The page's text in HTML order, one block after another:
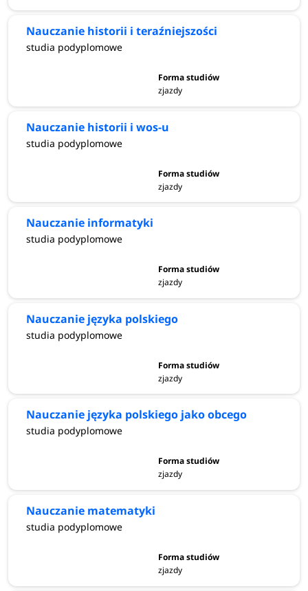
Nauczanie historii i teraźniejszości
studia podyplomowe
zjazdy
Nauczanie historii i wos-u
studia podyplomowe
zjazdy
Nauczanie informatyki
studia podyplomowe
zjazdy
Nauczanie języka polskiego
studia podyplomowe
zjazdy
Nauczanie języka polskiego jako obcego
studia podyplomowe
zjazdy
Nauczanie matematyki
studia podyplomowe
zjazdy